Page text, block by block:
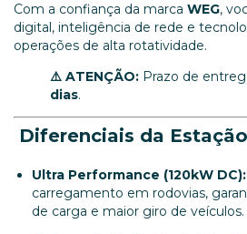
Com a confiança da marca WEG,
digital, inteligência de rede e
operações de alta rotatividade.
⚠️ ATENÇÃO: Prazo de
dias.
Diferenciais da
Ultra Performance (120kW DC):
carregamento em rodovias,
de carga e maior giro de veículos.